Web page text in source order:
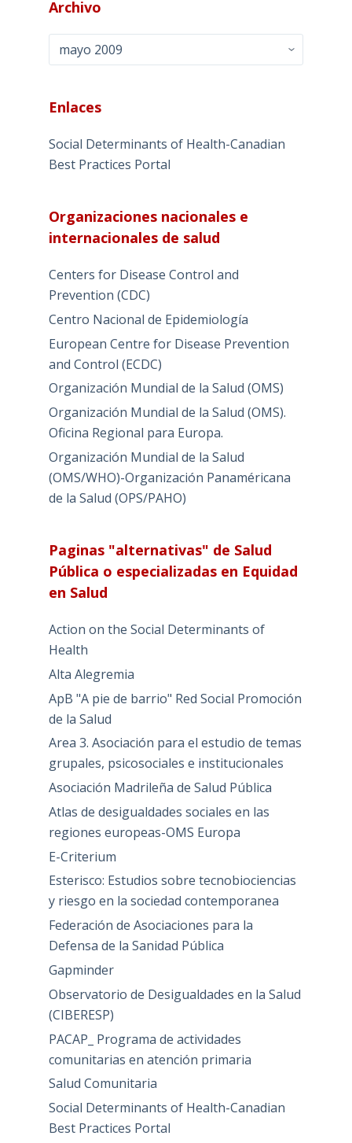
Archivo
Enlaces
Social Determinants of Health-Canadian
Best Practices Portal
Organizaciones nacionales e
internacionales de salud
Centers for Disease Control and
Prevention (CDC)
Centro Nacional de Epidemiología
European Centre for Disease Prevention
and Control (ECDC)
Organización Mundial de la Salud (OMS)
Organización Mundial de la Salud (OMS).
Oficina Regional para Europa.
Organización Mundial de la Salud
(OMS/WHO)-Organización Panaméricana
de la Salud (OPS/PAHO)
Paginas "alternativas" de Salud
Pública o especializadas en Equidad
en Salud
Action on the Social Determinants of
Health
Alta Alegremia
ApB "A pie de barrio" Red Social Promoción
de la Salud
Area 3. Asociación para el estudio de temas
grupales, psicosociales e institucionales
Asociación Madrileña de Salud Pública
Atlas de desigualdades sociales en las
regiones europeas-OMS Europa
E-Criterium
Esterisco: Estudios sobre tecnobiociencias
y riesgo en la sociedad contemporanea
Federación de Asociaciones para la
Defensa de la Sanidad Pública
Gapminder
Observatorio de Desigualdades en la Salud
(CIBERESP)
PACAP_ Programa de actividades
comunitarias en atención primaria
Salud Comunitaria
Social Determinants of Health-Canadian
Best Practices Portal